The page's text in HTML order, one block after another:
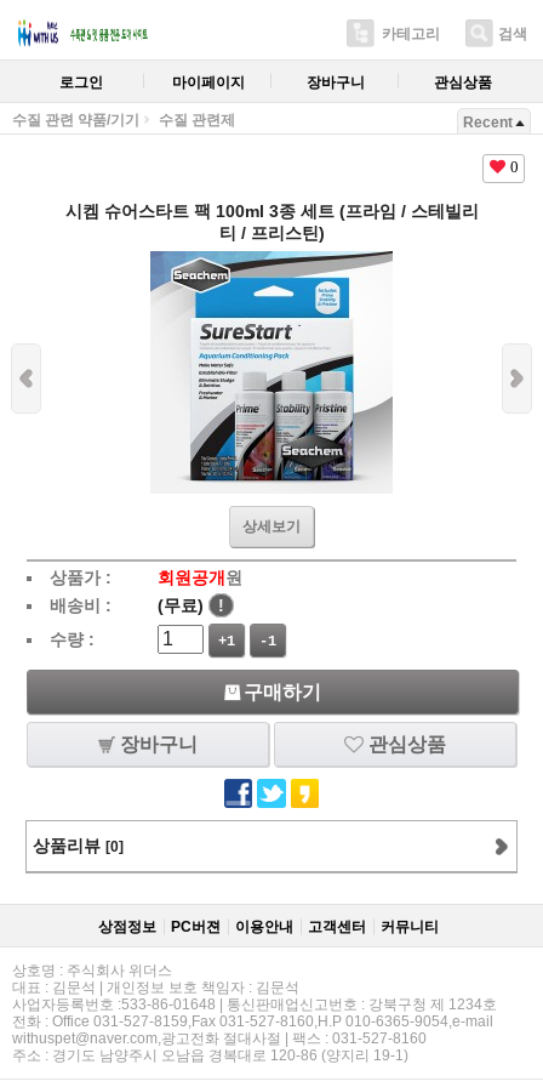
카테고리 검색
로그인 마이페이지 장바구니 관심상품
수질 관련 약품/기기 수질 관련제 Recent
0
시켐 슈어스타트 팩 100ml 3종 세트 (프라임 / 스테빌리
티 / 프리스틴)
상세보기
상품가 : 회원공개 원
배송비 :
(무료)
!
수량 :
+1 -1
구매하기
장바구니 관심상품
상품리뷰 [0]
상점정보 PC버젼 이용안내 고객센터 커뮤니티
상호명 : 주식회사 위더스
대표 : 김문석 | 개인정보 보호 책임자 : 김문석
사업자등록번호 :533-86-01648 | 통신판매업신고번호 : 강북구청 제 1234호
전화 : Office 031-527-8159,Fax 031-527-8160,H.P 010-6365-9054,e-mail
withuspet@naver.com,광고전화 절대사절 | 팩스 : 031-527-8160
주소 : 경기도 남양주시 오남읍 경복대로 120-86 (양지리 19-1)